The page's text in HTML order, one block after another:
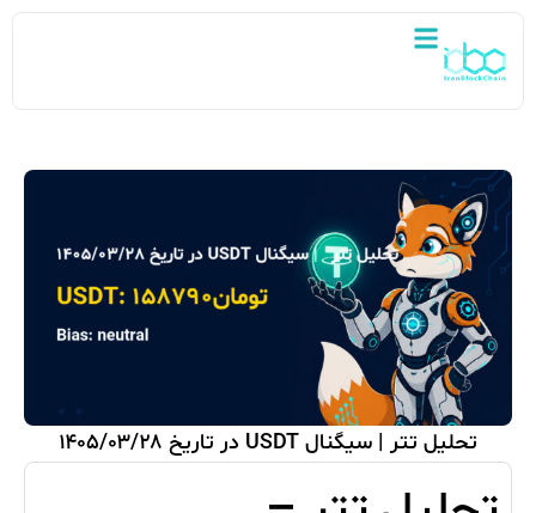
تحلیل تتر | سیگنال USDT در تاریخ ۱۴۰۵/۰۳/۲۸